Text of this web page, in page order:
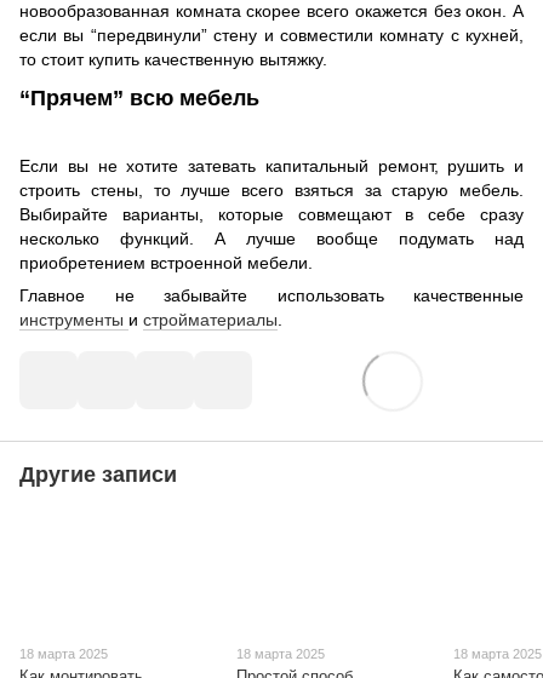
новообразованная комната скорее всего окажется без окон. А
если вы “передвинули” стену и совместили комнату с кухней,
то стоит купить качественную вытяжку.
“Прячем” всю мебель
Если вы не хотите затевать капитальный ремонт, рушить и
строить стены, то лучше всего взяться за старую мебель.
Выбирайте варианты, которые совмещают в себе сразу
несколько функций. А лучше вообще подумать над
приобретением встроенной мебели.
Главное не забывайте использовать качественные
инструменты и стройматериалы
Другие записи
18 марта 2025 18 марта 2025 18 марта 2025